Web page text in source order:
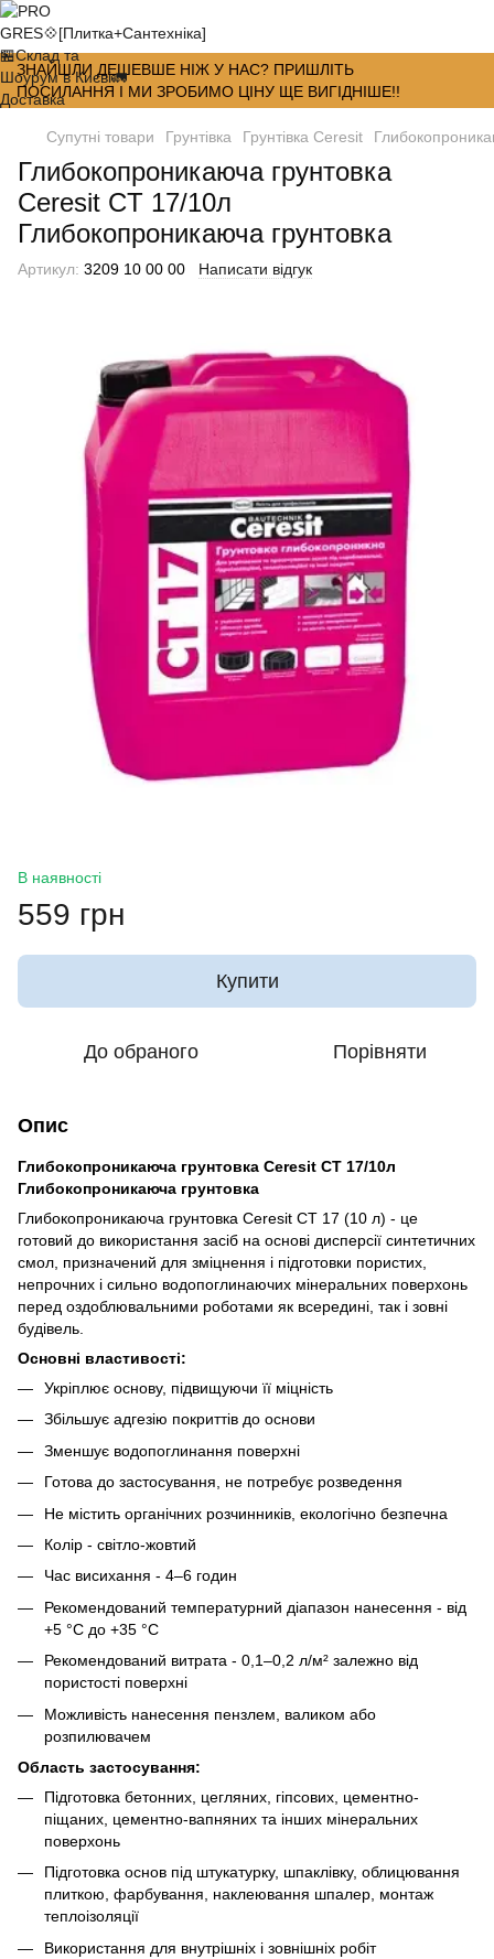
ЗНАЙШЛИ ДЕШЕВШЕ НІЖ У НАС? ПРИШЛІТЬ
ПОСИЛАННЯ І МИ ЗРОБИМО ЦІНУ ЩЕ ВИГІДНІШЕ!!
Супутні товари Грунтівка Грунтівка Ceresit
Глибокопроникаюча грунтовка
Ceresit CT 17/10л
Глибокопроникаюча грунтовка
Артикул: 3209 10 00 00 Написати відгук
В наявності
559 грн
Купити
До обраного Порівняти
Опис
Глибокопроникаюча грунтовка Ceresit CT 17/10л
Глибокопроникаюча грунтовка
Глибокопроникаюча грунтовка Ceresit CT 17 (10 л) - це
готовий до використання засіб на основі дисперсії синтетичних
смол, призначений для зміцнення і підготовки пористих,
непрочних і сильно водопоглинаючих мінеральних поверхонь
перед оздоблювальними роботами як всередині, так і зовні
будівель.
Основні властивості:
Укріплює основу, підвищуючи її міцність
Збільшує адгезію покриттів до основи
Зменшує водопоглинання поверхні
Готова до застосування, не потребує розведення
Не містить органічних розчинників, екологічно безпечна
Колір - світло-жовтий
Час висихання - 4–6 годин
Рекомендований температурний діапазон нанесення - від
+5 °C до +35 °C
Рекомендований витрата - 0,1–0,2 л/м² залежно від
пористості поверхні
Можливість нанесення пензлем, валиком або
розпилювачем
Область застосування:
Підготовка бетонних, цегляних, гіпсових, цементно-
піщаних, цементно-вапняних та інших мінеральних
поверхонь
Підготовка основ під штукатурку, шпаклівку, облицювання
плиткою, фарбування, наклеювання шпалер, монтаж
теплоізоляції
Використання для внутрішніх і зовнішніх робіт